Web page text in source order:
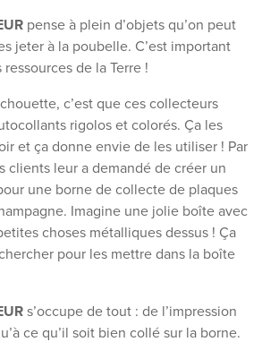
pense à plein d’objets qu’on peut
jeter à la poubelle. C’est important
de la Terre !
c’est que ces collecteurs
rigolos et colorés. Ça les
et ça donne envie de les utiliser ! Par
clients leur a demandé de créer un
une borne de collecte de plaques
Imagine une jolie boîte avec
choses métalliques dessus ! Ça
pour les mettre dans la boîte
s’occupe de tout : de l’impression
ce qu’il soit bien collé sur la borne.